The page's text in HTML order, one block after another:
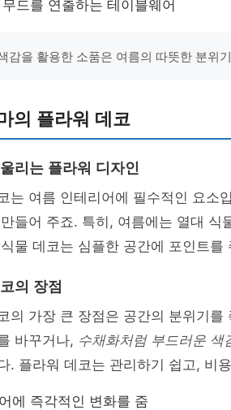
드를 연출하는 테이블웨어
감을 활용한 소품은 여름의 따뜻한 분위
의 플라워 데코
리는 플라워 디자인
는 여름 인테리어에 필수적인 요소
들어 주죠. 특히, 여름에는 열대 식
물 데코는 심플한 공간에 포인트
의 장점
의 가장 큰 장점은 공간의 분위기
바꾸거나, 수채화처럼 부드러운 색
. 플라워 데코는 관리하기 쉽고, 비
에 즉각적인 변화를 줌